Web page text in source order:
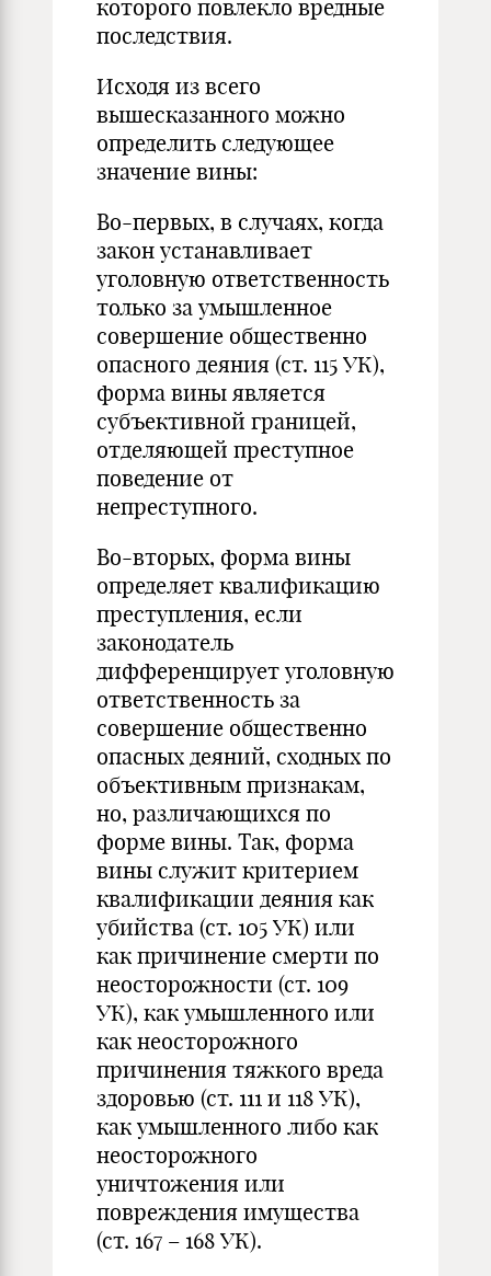
которого повлекло вредные
последствия.
Исходя из всего
вышесказанного можно
определить следующее
значение вины:
Во-первых, в случаях, когда
закон устанавливает
уголовную ответственность
только за умышленное
совершение общественно
опасного деяния (ст. 115 УК),
форма вины является
субъективной границей,
отделяющей преступное
поведение от
непреступного.
Во-вторых, форма вины
определяет квалификацию
преступления, если
законодатель
дифференцирует уголовную
ответственность за
совершение общественно
опасных деяний, сходных по
объективным признакам,
но, различающихся по
форме вины. Так, форма
вины служит критерием
квалификации деяния как
убийства (ст. 105 УК) или
как причинение смерти по
неосторожности (ст. 109
УК), как умышленного или
как неосторожного
причинения тяжкого вреда
здоровью (ст. 111 и 118 УК),
как умышленного либо как
неосторожного
уничтожения или
повреждения имущества
(ст. 167 – 168 УК).